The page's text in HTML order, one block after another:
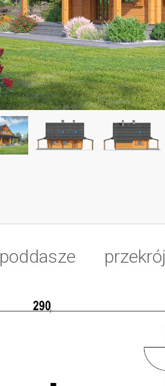
poddasze przekrój